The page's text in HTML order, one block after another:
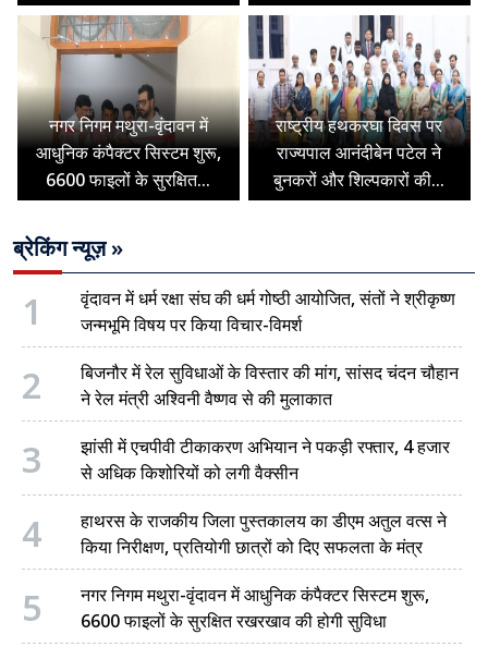
नगर निगम मथुरा-वृंदावन में
आधुनिक कंपैक्टर सिस्टम शुरू,
6600 फाइलों के सुरक्षित...
राष्ट्रीय हथकरघा दिवस पर
राज्यपाल आनंदीबेन पटेल ने
बुनकरों और शिल्पकारों की...
ब्रेकिंग न्यूज़ »
1
वृंदावन में धर्म रक्षा संघ की धर्म गोष्ठी आयोजित, संतों ने श्रीकृष्ण
जन्मभूमि विषय पर किया विचार-विमर्श
2
बिजनौर में रेल सुविधाओं के विस्तार की मांग, सांसद चंदन चौहान
ने रेल मंत्री अश्विनी वैष्णव से की मुलाकात
3
झांसी में एचपीवी टीकाकरण अभियान ने पकड़ी रफ्तार, 4 हजार
से अधिक किशोरियों को लगी वैक्सीन
4
हाथरस के राजकीय जिला पुस्तकालय का डीएम अतुल वत्स ने
किया निरीक्षण, प्रतियोगी छात्रों को दिए सफलता के मंत्र
5
नगर निगम मथुरा-वृंदावन में आधुनिक कंपैक्टर सिस्टम शुरू,
6600 फाइलों के सुरक्षित रखरखाव की होगी सुविधा